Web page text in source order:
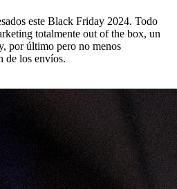
este Black Friday 2024. Todo
totalmente out of the box, un
por último pero no menos
de los envíos.